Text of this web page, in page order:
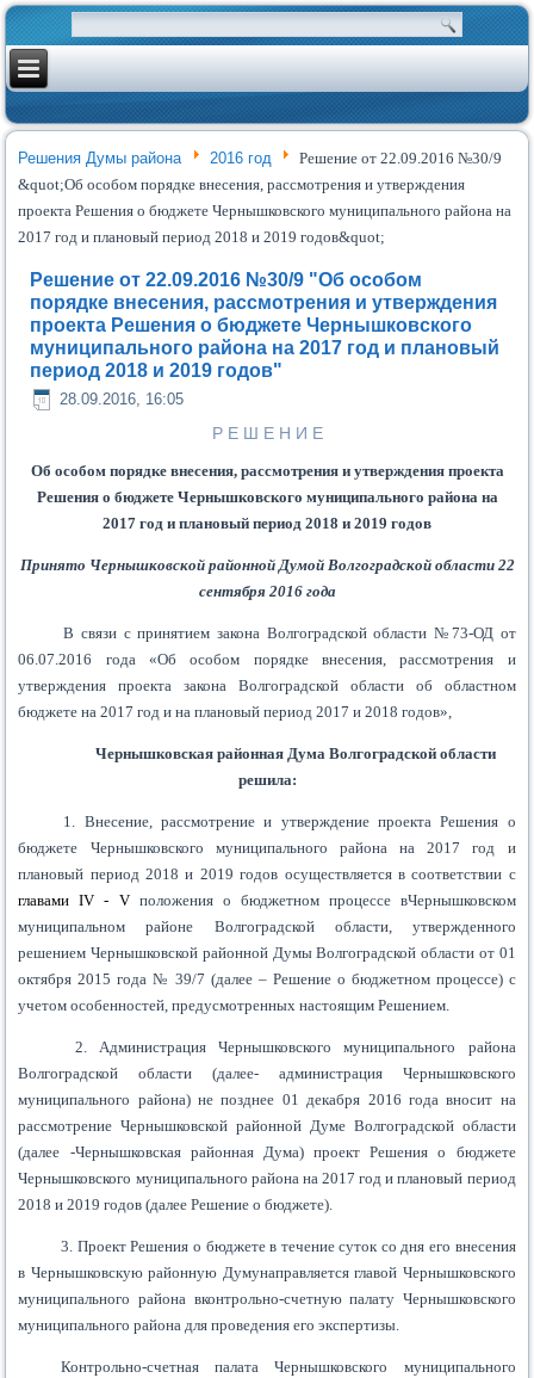
Решения Думы района 2016 год
Решение от 22.09.2016 №30/9
&quot;Об особом порядке внесения, рассмотрения и утверждения
проекта Решения о бюджете Чернышковского муниципального района на
2017 год и плановый период 2018 и 2019 годов&quot;
Решение от 22.09.2016 №30/9 "Об особом
порядке внесения, рассмотрения и утверждения
проекта Решения о бюджете Чернышковского
муниципального района на 2017 год и плановый
период 2018 и 2019 годов"
28.09.2016, 16:05
Р Е Ш Е Н И Е
Об особом порядке внесения, рассмотрения и утверждения проекта
Решения о бюджете Чернышковского муниципального района на
2017 год и плановый период 2018 и 2019 годов
Принято Чернышковской районной Думой Волгоградской области 22
сентября 2016 года
В связи с принятием закона Волгоградской области №73-ОД от
06.07.2016 года «Об особом порядке внесения, рассмотрения и
утверждения проекта закона Волгоградской области об областном
бюджете на 2017 год и на плановый период 2017 и 2018 годов»,
Чернышковская районная Дума Волгоградской области
решила:
1. Внесение, рассмотрение и утверждение проекта Решения о
бюджете Чернышковского муниципального района на 2017 год и
плановый период 2018 и 2019 годов осуществляется в соответствии с
главами IV - Vположения о бюджетном процессе вЧернышковском
муниципальном районе Волгоградской области, утвержденного
решением Чернышковской районной Думы Волгоградской области от 01
октября 2015 года № 39/7 (далее – Решение о бюджетном процессе) с
учетом особенностей, предусмотренных настоящим Решением.
2. Администрация Чернышковского муниципального района
Волгоградской области (далее- администрация Чернышковского
муниципального района)не позднее 01 декабря 2016 годавносит на
рассмотрение Чернышковской районной ДумеВолгоградской области
(далее -Чернышковская районная Дума)проектРешения о бюджете
Чернышковского муниципального района на 2017 год и плановый период
2018 и 2019 годов(далееРешение о бюджете).
3. Проект Решения о бюджете в течение суток со дня его внесения
в Чернышковскую районную Думунаправляется главой Чернышковского
муниципального района вконтрольно-счетную палату Чернышковского
муниципального района для проведения его экспертизы.
Контрольно-счетная палата Чернышковского муниципального